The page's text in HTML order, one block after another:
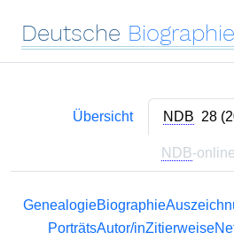
Deutsche Biographie
Übersicht NDB 28
NDB-online
GenealogieBiographie
PorträtsAutor/inZitierweise